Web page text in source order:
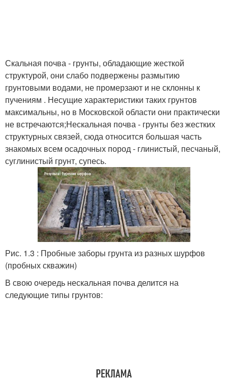
Скальная почва - грунты, обладающие жесткой
структурой, они слабо подвержены размытию
грунтовыми водами, не промерзают и не склонны к
пучениям . Несущие характеристики таких грунтов
максимальны, но в Московской области они практически
не встречаются;Нескальная почва - грунты без жестких
структурных связей, сюда относится большая часть
знакомых всем осадочных пород - глинистый, песчаный,
суглинистый грунт, супесь.
Рис. 1.3 : Пробные заборы грунта из разных шурфов
(пробных скважин)
В свою очередь нескальная почва делится на
следующие типы грунтов: